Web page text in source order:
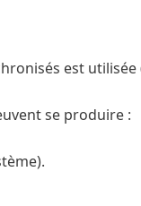
est
se produire :